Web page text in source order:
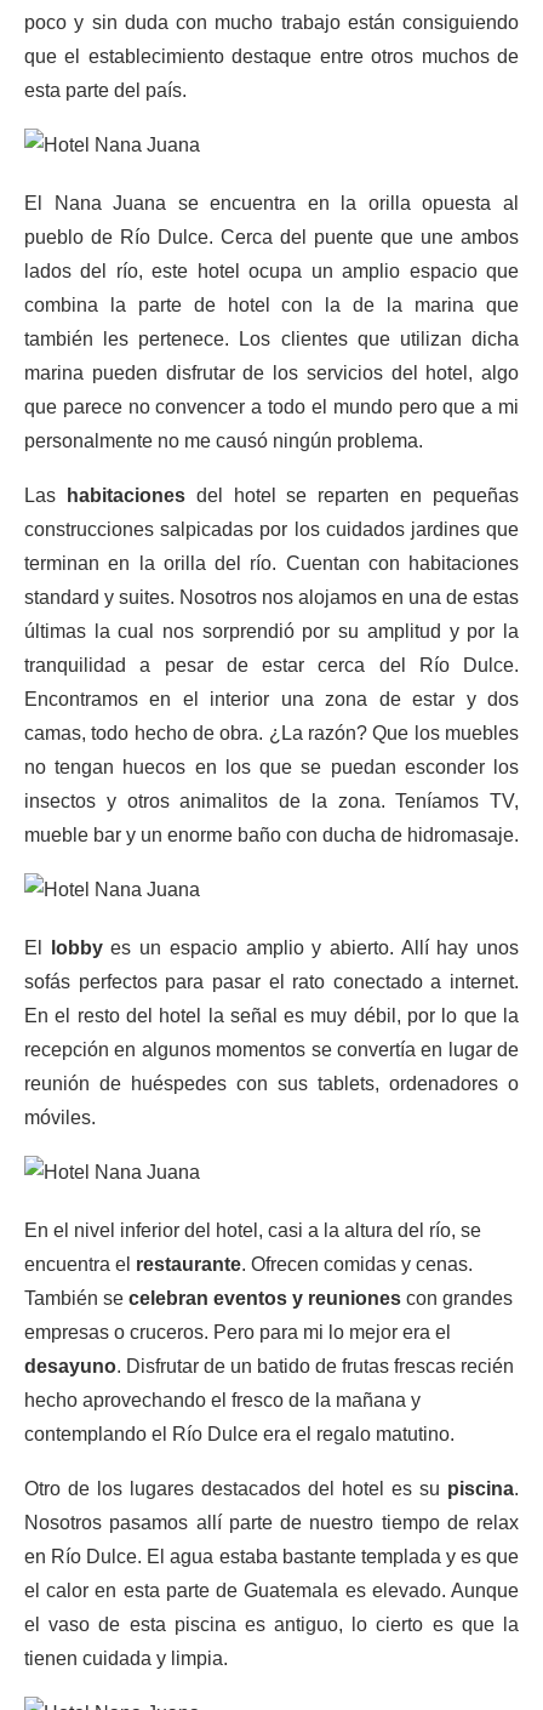
poco y sin duda con mucho trabajo están consiguiendo
que el establecimiento destaque entre otros muchos de
esta parte del país.
El Nana Juana se encuentra en la orilla opuesta al
pueblo de Río Dulce. Cerca del puente que une ambos
lados del río, este hotel ocupa un amplio espacio que
combina la parte de hotel con la de la marina que
también les pertenece. Los clientes que utilizan dicha
marina pueden disfrutar de los servicios del hotel, algo
que parece no convencer a todo el mundo pero que a mi
personalmente no me causó ningún problema.
Las habitacionesdel hotel se reparten en pequeñas
construcciones salpicadas por los cuidados jardines que
terminan en la orilla del río. Cuentan con habitaciones
standard y suites. Nosotros nos alojamos en una de estas
últimas la cual nos sorprendió por su amplitud y por la
tranquilidad a pesar de estar cerca del Río Dulce.
Encontramos en el interior una zona de estar y dos
camas, todo hecho de obra. ¿La razón? Que los muebles
no tengan huecos en los que se puedan esconder los
insectos y otros animalitos de la zona. Teníamos TV,
mueble bar y un enorme baño con ducha de hidromasaje.
El lobbyes un espacio amplio y abierto. Allí hay unos
sofás perfectos para pasar el rato conectado a internet.
En el resto del hotel la señal es muy débil, por lo que la
recepción en algunos momentos se convertía en lugar de
reunión de huéspedes con sus tablets, ordenadores o
móviles.
En el nivel inferior del hotel, casi a la altura del río, se
encuentra el restaurante. Ofrecen comidas y cenas.
También se celebran eventos y reuniones con grandes
empresas o cruceros. Pero para mi lo mejor era el
desayuno. Disfrutar de un batido de frutas frescas recién
hecho aprovechando el fresco de la mañana y
contemplando el Río Dulce era el regalo matutino.
Otro de los lugares destacados del hotel es su piscina.
Nosotros pasamos allí parte de nuestro tiempo de relax
en Río Dulce. El agua estaba bastante templada y es que
el calor en esta parte de Guatemala es elevado. Aunque
el vaso de esta piscina es antiguo, lo cierto es que la
tienen cuidada y limpia.